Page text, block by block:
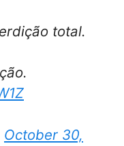
total.
October 30,